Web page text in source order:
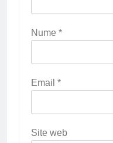
Nume *
Email *
Site web